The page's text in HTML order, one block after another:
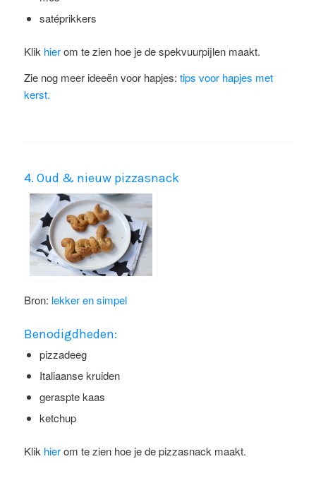
satéprikkers
Klik hierom te zien hoe je de spekvuurpijlen maakt.
Zie nog meer ideeën voor hapjes: tips voor hapjes met
kerst.
4. Oud & nieuw pizzasnack
Bron: lekker en simpel
Benodigdheden:
pizzadeeg
Italiaanse kruiden
geraspte kaas
ketchup
Klik hierom te zien hoe je de pizzasnack maakt.